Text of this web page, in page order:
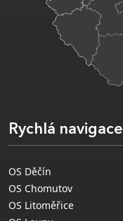
Rychlá navigace
OS Děčín
OS Chomutov
OS Litoměřice